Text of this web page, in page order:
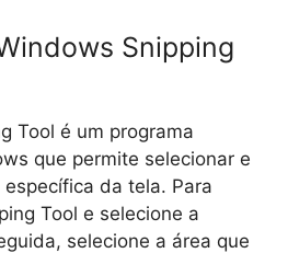
Snipping
Tool é um programa
que permite selecionar e
da tela. Para
Tool e selecione a
selecione a área que